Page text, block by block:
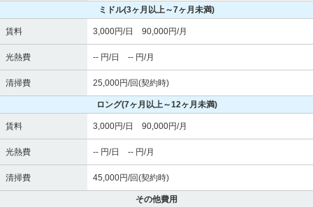
ミドル(3ヶ月以上～7ヶ月未満)
賃料 3,000円/日 90,000円/月
光熱費 -- 円/日 -- 円/月
清掃費 25,000円/回(契約時)
ロング(7ヶ月以上～12ヶ月未満)
賃料 3,000円/日 90,000円/月
光熱費 -- 円/日 -- 円/月
清掃費 45,000円/回(契約時)
その他費用